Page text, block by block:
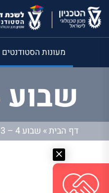
מעונות הסטודנטים
שבוע 4 – 22.3-26.3
דף הבית» שבוע 4 – 22.3-26.3